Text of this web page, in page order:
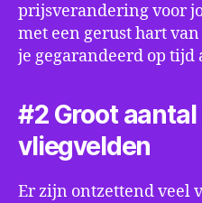
prijsverandering voor
met een gerust hart
je gegarandeerd op
#2 Groot
vliegvelden
Er zijn ontzettend veel